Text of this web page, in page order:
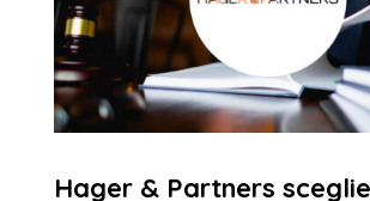
Hager & Partners